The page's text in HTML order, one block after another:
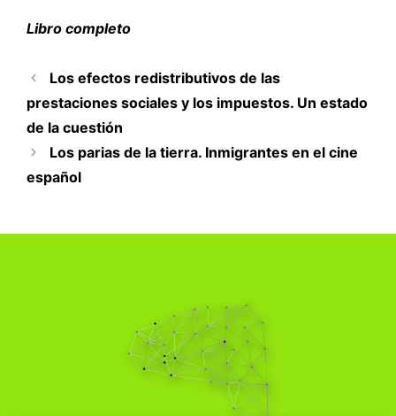
Libro completo
Los efectos redistributivos de las
prestaciones sociales y los impuestos. Un estado
de la cuestión
Los parias de la tierra. Inmigrantes en el cine
español